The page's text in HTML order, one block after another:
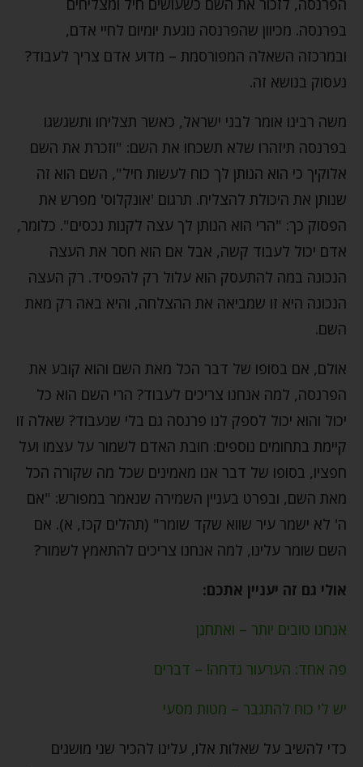
בפרנסה. מכיוון שהפרנסה נוגעת יומיום לחיי אדם,
ובמרכזה השאלה המפורסמת – מדוע אדם צריך לעבוד?
נעסוק בנושא זה.
משה רבינו אומר לבני ישראל, כאשר תצליחו ותשגשגו
בפרנסה תיזהרו שלא תשכחו את השם: "וזכרת את השם
אלוקיך כי הוא הנותן לך כוח לעשות חיל", השם הוא זה
שנותן את היכולת להצליח. תרגום 'אונקלוס' מפרש את
הפסוק כך: "הרי הוא הנותן לך עצה לקנות נכסים". כלומר,
אדם יכול לעבוד קשה, אבל אם הוא חסר את העצה
הנכונה במה להתעסק הוא עלול רק להפסיד. רק העצה
הנכונה היא זו שמביאה את ההצלחה, והיא באה רק מאת
השם.
אולם, אם בסופו של דבר הכל מאת השם והוא קובע את
הפרנסה, למה אנחנו צריכים לעבוד? הרי השם הוא כל
יכול והוא יכול לספק לנו פרנסה גם בלי שנעבוד? שאלה זו
קיימת בתחומים נוספים: חובת האדם לשמור על עצמו ועל
חפציו, בסופו של דבר אנו מאמינים שכל מה שקורה הכל
מאת השם, ובפרט בעניין השמירה שנאמר במפורש: "אם
ה' לא ישמר עיר שווא שקד שומר" (תהלים קכז, א). אם
השם שומר עלינו, למה אנחנו צריכים להתאמץ לשמור?
אולי גם זה יעניין אתכם:
אנחנו טובים יותר – ואתחנן
פה אחד: הערעור נדחה! – דברים
יש לי כוח להתגבר – מטות מסעי
כדי להשיב על שאלות אלו, עלינו להכיר שני מושגים